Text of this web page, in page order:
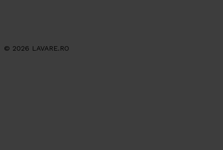
© 2026 LAVARE.RO